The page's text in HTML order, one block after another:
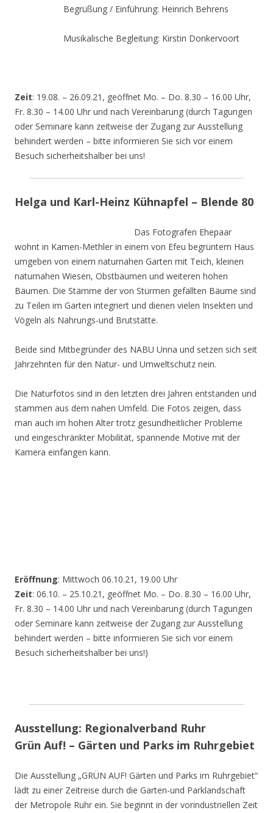
Begrüßung / Einführung: Heinrich Behrens
Musikalische Begleitung: Kirstin Donkervoort
Zeit: 19.08. – 26.09.21, geöffnet Mo. – Do. 8.30 – 16.00 Uhr,
Fr. 8.30 – 14.00 Uhr und nach Vereinbarung (durch Tagungen
oder Seminare kann zeitweise der Zugang zur Ausstellung
behindert werden – bitte informieren Sie sich vor einem
Besuch sicherheitshalber bei uns!
Helga und Karl-Heinz Kühnapfel – Blende 80
Das Fotografen Ehepaar
wohnt in Kamen-Methler in einem von Efeu begrüntem Haus
umgeben von einem naturnahen Garten mit Teich, kleinen
naturnahen Wiesen, Obstbäumen und weiteren hohen
Bäumen. Die Stämme der von Stürmen gefällten Bäume sind
zu Teilen im Garten integriert und dienen vielen Insekten und
Vögeln als Nahrungs-und Brutstätte.
Beide sind Mitbegründer des NABU Unna und setzen sich seit
Jahrzehnten für den Natur- und Umweltschutz nein.
Die Naturfotos sind in den letzten drei Jahren entstanden und
stammen aus dem nahen Umfeld. Die Fotos zeigen, dass
man auch im hohen Alter trotz gesundheitlicher Probleme
und eingeschränkter Mobilität, spannende Motive mit der
Kamera einfangen kann.
Eröffnung: Mittwoch 06.10.21, 19.00 Uhr
Zeit: 06.10. – 25.10.21, geöffnet Mo. – Do. 8.30 – 16.00 Uhr,
Fr. 8.30 – 14.00 Uhr und nach Vereinbarung (durch Tagungen
oder Seminare kann zeitweise der Zugang zur Ausstellung
behindert werden – bitte informieren Sie sich vor einem
Besuch sicherheitshalber bei uns!)
Ausstellung: Regionalverband Ruhr
Grün Auf! – Gärten und Parks im Ruhrgebiet
Die Ausstellung „GRÜN AUF! Gärten und Parks im Ruhrgebiet“
lädt zu einer Zeitreise durch die Garten-und Parklandschaft
der Metropole Ruhr ein. Sie beginnt in der vorindustriellen Zeit